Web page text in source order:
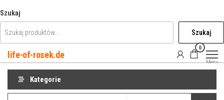
do
treści
Szukaj
Szukaj
life-of-rosek.de
0
Menu
Kategorie